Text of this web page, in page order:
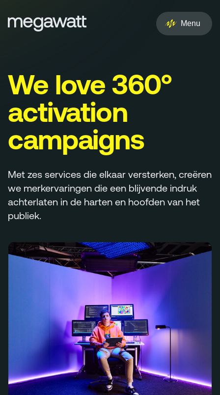
Menu
ENNL
Social
Experience
Influencer
Brand
PR & Media
Services
Work
Culture
Insights
Careers
Contact
We love 360°
activation
campaigns
Met zes services die elkaar versterken, creëren
we merkervaringen die een blijvende indruk
achterlaten in de harten en hoofden van het
publiek.